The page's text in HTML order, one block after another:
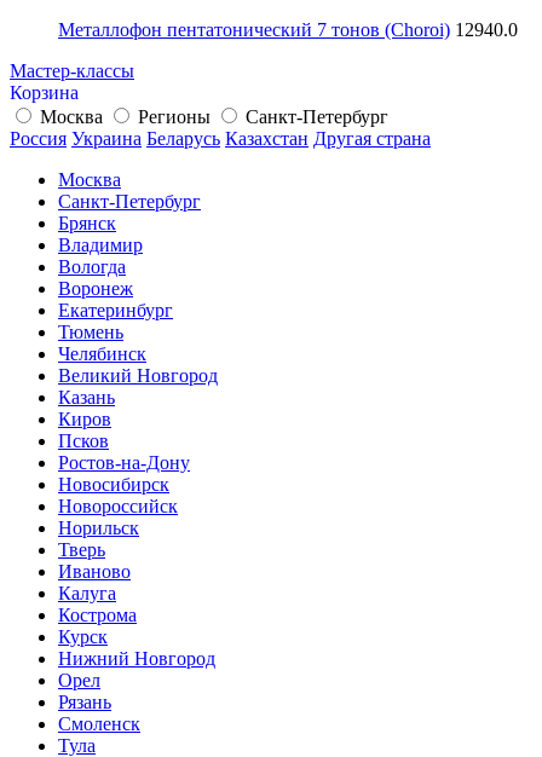
Металлофон пентатонический 7 тонов (Choroi) 12940.0
Мастер-классы
Корзина
Москва
Регионы
Санкт-Петербург
Россия Украина Беларусь Казахстан Другая страна
Москва
Санкт-Петербург
Брянск
Владимир
Вологда
Воронеж
Екатеринбург
Тюмень
Челябинск
Великий Новгород
Казань
Киров
Псков
Ростов-на-Дону
Новосибирск
Новороссийск
Норильск
Тверь
Иваново
Калуга
Кострома
Курск
Нижний Новгород
Орел
Рязань
Смоленск
Тула